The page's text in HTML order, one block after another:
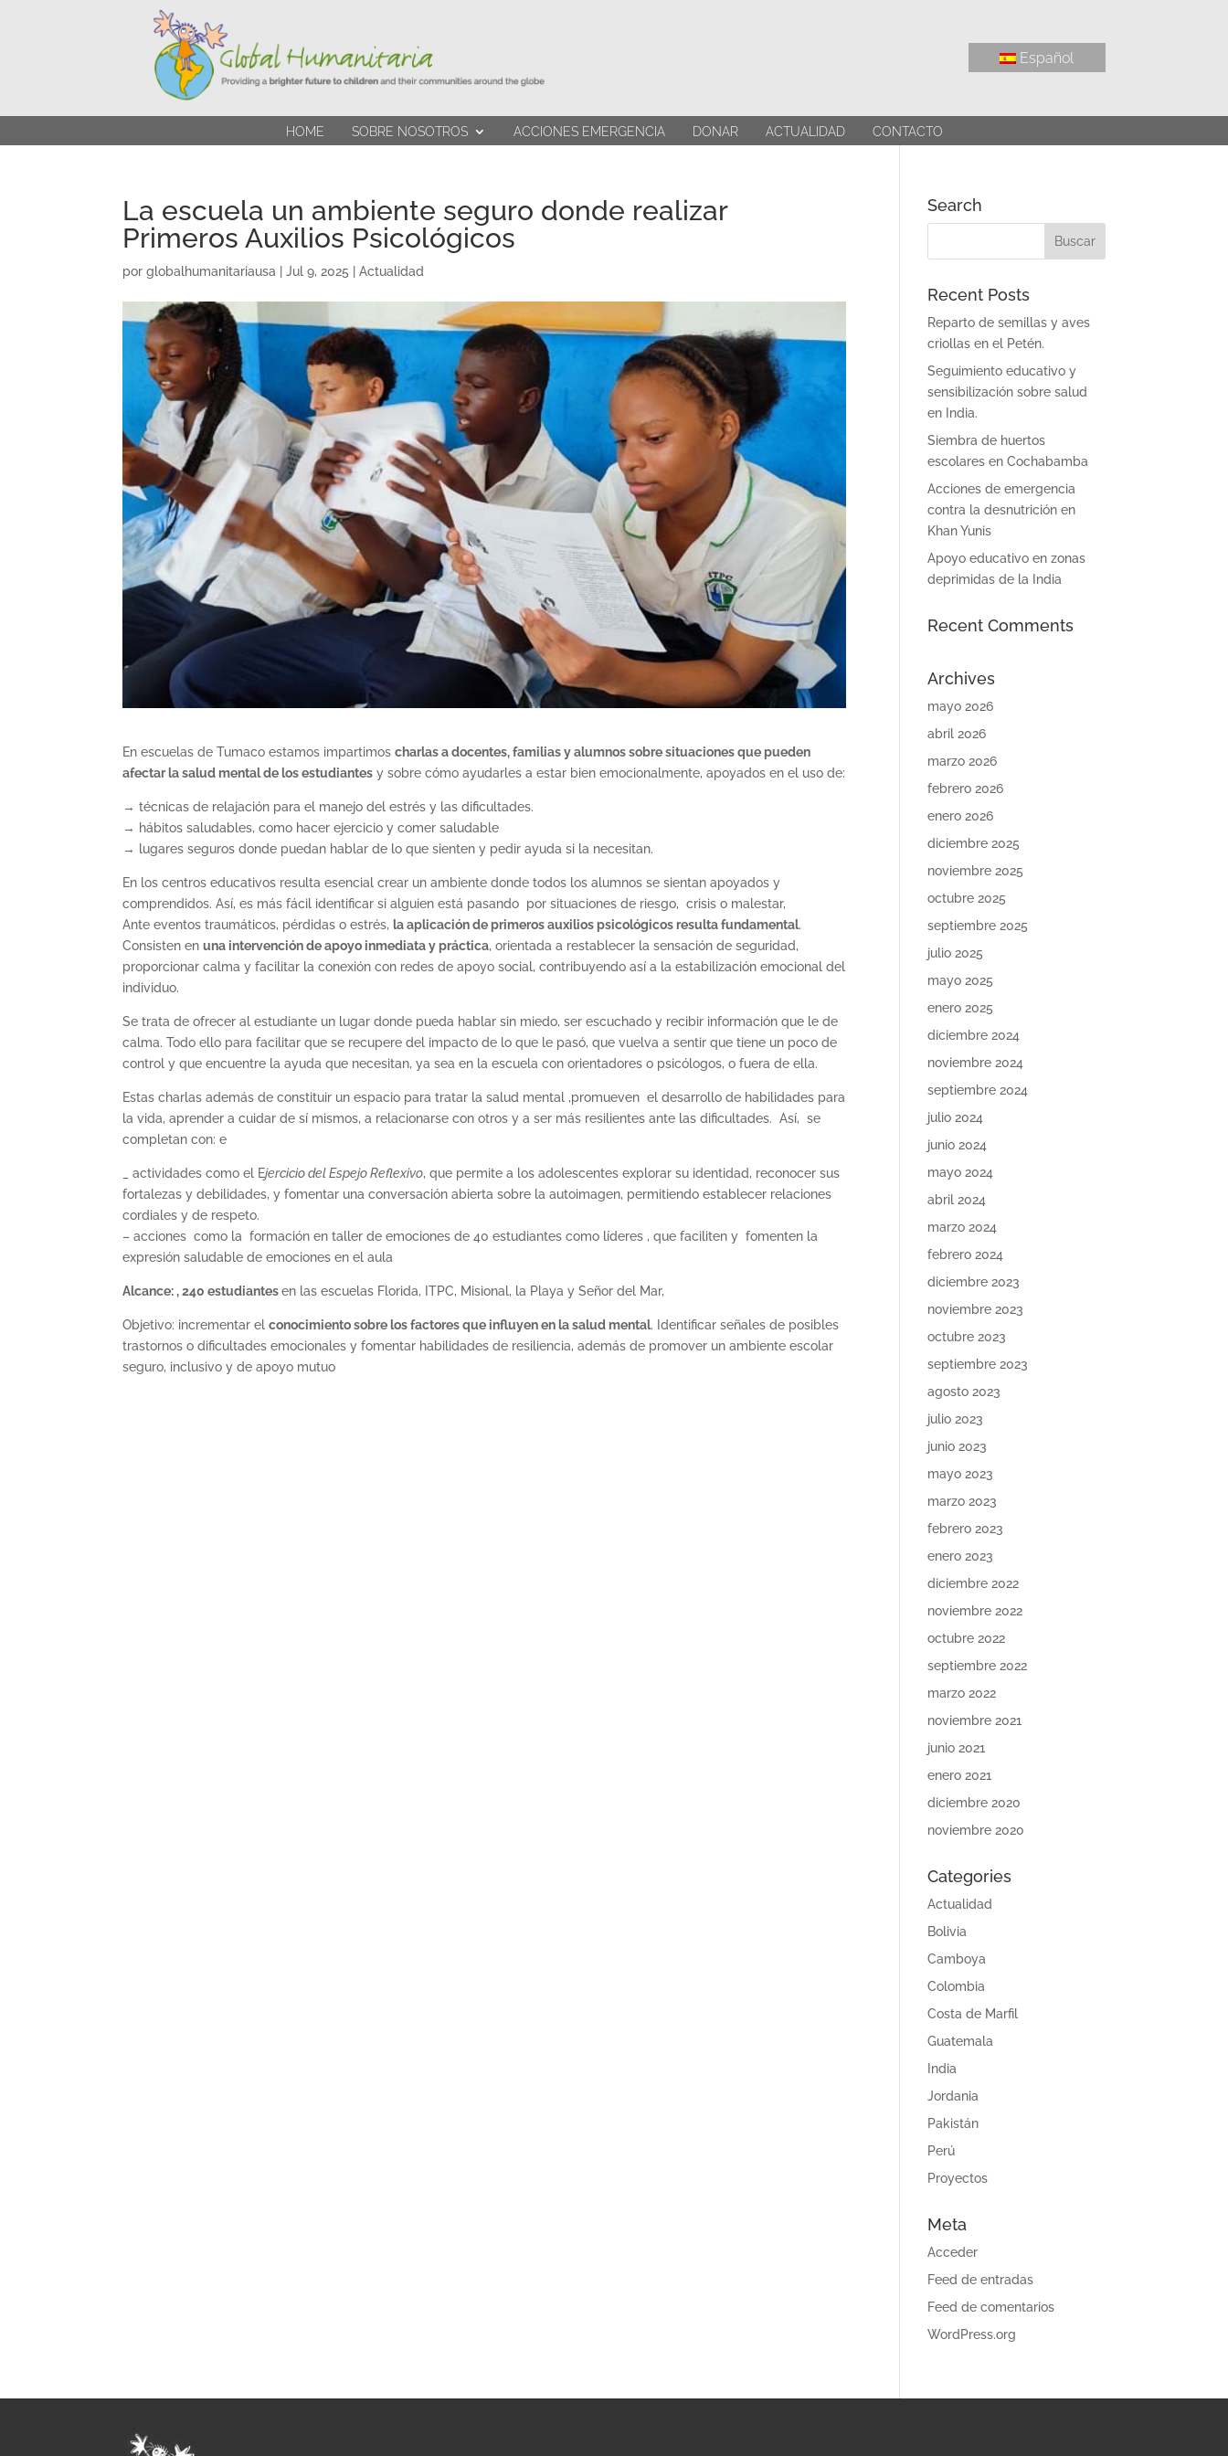
Español
HOME SOBRE NOSOTROS ACCIONES EMERGENCIA DONAR ACTUALIDAD CONTACTO
La escuela un ambiente seguro donde realizar
Primeros Auxilios Psicológicos
porglobalhumanitariausa |Jul 9, 2025 |Actualidad
En escuelas de Tumaco estamos impartimoscharlas a docentes, familias y alumnos sobre situaciones que pueden
afectar la salud mental de los estudiantes y sobre cómo ayudarles a estar bien emocionalmente, apoyados en el uso de:
→ técnicas de relajación para el manejo del estrés y las dificultades.
→ hábitos saludables, como hacer ejercicio y comer saludable
→ lugares seguros donde puedan hablar de lo que sienten y pedir ayuda si la necesitan.
En los centros educativos resulta esencial crear un ambiente donde todos los alumnos se sientan apoyados y
comprendidos. Así, es más fácil identificar si alguien está pasando por situaciones de riesgo, crisis o malestar,
Ante eventos traumáticos, pérdidas o estrés, la aplicación de primeros auxilios psicológicos resulta fundamental.
Consisten enuna intervención de apoyo inmediata y práctica, orientada a restablecer la sensación de seguridad,
proporcionar calma y facilitar la conexión con redes de apoyo social, contribuyendo así a la estabilización emocional del
individuo.
Se trata de ofrecer al estudiante un lugar donde pueda hablar sin miedo, ser escuchado y recibir información que le de
calma. Todo ello para facilitar que se recupere del impacto de lo que le pasó, que vuelva a sentir que tiene un poco de
control y que encuentre la ayuda que necesitan, ya sea en la escuela con orientadores o psicólogos, o fuera de ella.
Estas charlas además de constituir un espacio para tratar la salud mental ,promueven el desarrollo de habilidades para
la vida, aprender a cuidar de sí mismos, a relacionarse con otros y a ser más resilientes ante las dificultades. Así, se
completan con: e
_ actividades como el Ejercicio del Espejo Reflexivo, que permite a los adolescentes explorar su identidad, reconocer sus
fortalezas y debilidades, y fomentar una conversación abierta sobre la autoimagen, permitiendo establecer relaciones
cordiales y de respeto.
– acciones como la formación en taller de emociones de 40 estudiantes como líderes , que faciliten y fomenten la
expresión saludable de emociones en el aula
Alcance: , 240 estudiantesen las escuelas Florida, ITPC, Misional, la Playa y Señor del Mar,
Objetivo: incrementar elconocimiento sobre los factores que influyen en la salud mental. Identificar señales de posibles
trastornos o dificultades emocionales y fomentar habilidades de resiliencia, además de promover un ambiente escolar
seguro, inclusivo y de apoyo mutuo
Search
Recent Posts
Reparto de semillas y aves
criollas en el Petén.
Seguimiento educativo y
sensibilización sobre salud
en India.
Siembra de huertos
escolares en Cochabamba
Acciones de emergencia
contra la desnutrición en
Khan Yunis
Apoyo educativo en zonas
deprimidas de la India
Recent Comments
Archives
mayo 2026
abril 2026
marzo 2026
febrero 2026
enero 2026
diciembre 2025
noviembre 2025
octubre 2025
septiembre 2025
julio 2025
mayo 2025
enero 2025
diciembre 2024
noviembre 2024
septiembre 2024
julio 2024
junio 2024
mayo 2024
abril 2024
marzo 2024
febrero 2024
diciembre 2023
noviembre 2023
octubre 2023
septiembre 2023
agosto 2023
julio 2023
junio 2023
mayo 2023
marzo 2023
febrero 2023
enero 2023
diciembre 2022
noviembre 2022
octubre 2022
septiembre 2022
marzo 2022
noviembre 2021
junio 2021
enero 2021
diciembre 2020
noviembre 2020
Categories
Actualidad
Bolivia
Camboya
Colombia
Costa de Marfil
Guatemala
India
Jordania
Pakistán
Perú
Proyectos
Meta
Acceder
Feed de entradas
Feed de comentarios
WordPress.org